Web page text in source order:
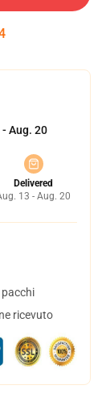
Aug. 20
Delivered
13 - Aug. 20
ricevuto